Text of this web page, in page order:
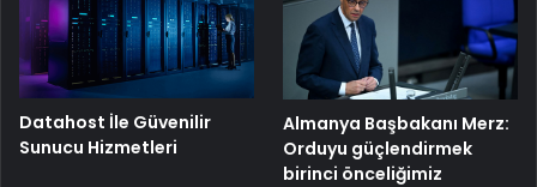
Datahost İle Güvenilir
Sunucu Hizmetleri
Almanya Başbakanı Merz:
Orduyu güçlendirmek
birinci önceliğimiz